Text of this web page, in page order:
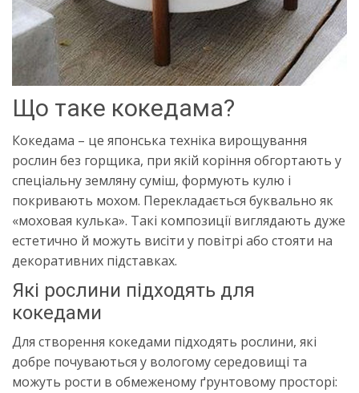
Що таке кокедама?
Кокедама – це японська техніка вирощування
рослин без горщика, при якій коріння обгортають у
спеціальну земляну суміш, формують кулю і
покривають мохом. Перекладається буквально як
«моховая кулька». Такі композиції виглядають дуже
естетично й можуть висіти у повітрі або стояти на
декоративних підставках.
Які рослини підходять для
кокедами
Для створення кокедами підходять рослини, які
добре почуваються у вологому середовищі та
можуть рости в обмеженому ґрунтовому просторі: